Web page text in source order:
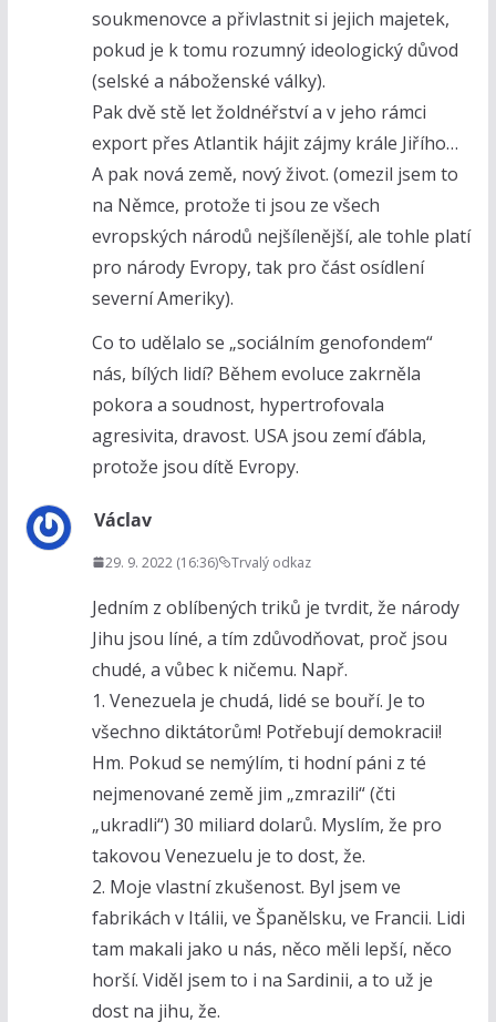
soukmenovce a přivlastnit si jejich majetek,
pokud je k tomu rozumný ideologický důvod
(selské a náboženské války).
Pak dvě stě let žoldnéřství a v jeho rámci
export přes Atlantik hájit zájmy krále Jiřího…
A pak nová země, nový život. (omezil jsem to
na Němce, protože ti jsou ze všech
evropských národů nejšílenější, ale tohle platí
pro národy Evropy, tak pro část osídlení
severní Ameriky).
Co to udělalo se „sociálním genofondem“
nás, bílých lidí? Během evoluce zakrněla
pokora a soudnost, hypertrofovala
agresivita, dravost. USA jsou zemí ďábla,
protože jsou dítě Evropy.
Václav
29. 9. 2022 (16:36) Trvalý odkaz
Jedním z oblíbených triků je tvrdit, že národy
Jihu jsou líné, a tím zdůvodňovat, proč jsou
chudé, a vůbec k ničemu. Např.
1. Venezuela je chudá, lidé se bouří. Je to
všechno diktátorům! Potřebují demokracii!
Hm. Pokud se nemýlím, ti hodní páni z té
nejmenované země jim „zmrazili“ (čti
„ukradli“) 30 miliard dolarů. Myslím, že pro
takovou Venezuelu je to dost, že.
2. Moje vlastní zkušenost. Byl jsem ve
fabrikách v Itálii, ve Španělsku, ve Francii. Lidi
tam makali jako u nás, něco měli lepší, něco
horší. Viděl jsem to i na Sardinii, a to už je
dost na jihu, že.